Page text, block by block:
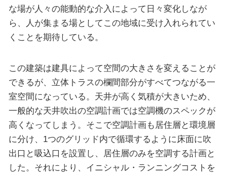
な場が人々の能動的な介入によって日々変化しなが
ら、人が集まる場としてこの地域に受け入れられてい
くことを期待している。
この建築は建具によって空間の大きさを変えることが
できるが、立体トラスの欄間部分がすべてつながる一
室空間になっている。天井が高く気積が大きいため、
一般的な天井吹出の空調計画では空調機のスペックが
高くなってしまう。そこで空調計画も居住層と環境層
に分け、1つのグリッド内で循環するように床面に吹
出口と吸込口を設置し、居住層のみを空調する計画と
した。それにより、イニシャル・ランニングコストを